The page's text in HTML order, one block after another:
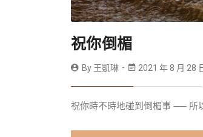
祝你倒楣
By 王凱琳 2021 年 8 月 28
祝你時不時地碰到倒楣事 ── 所